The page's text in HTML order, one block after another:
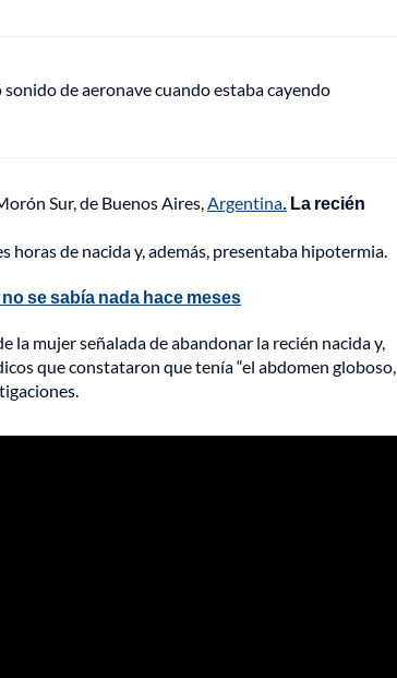
de aeronave cuando estaba cayendo
Sur, de Buenos Aires,Argentina. La recién
de nacida y, además, presentaba hipotermia.
se sabía nada hace meses
la mujer señalada de abandonar la recién nacida y,
que constataron que tenía “el abdomen globoso,